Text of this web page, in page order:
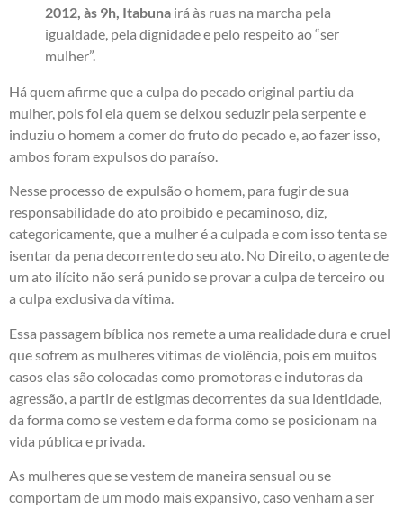
2012, às 9h, Itabuna irá às ruas na marcha pela
igualdade, pela dignidade e pelo respeito ao “ser
mulher”.
Há quem afirme que a culpa do pecado original partiu da
mulher, pois foi ela quem se deixou seduzir pela serpente e
induziu o homem a comer do fruto do pecado e, ao fazer isso,
ambos foram expulsos do paraíso.
Nesse processo de expulsão o homem, para fugir de sua
responsabilidade do ato proibido e pecaminoso, diz,
categoricamente, que a mulher é a culpada e com isso tenta se
isentar da pena decorrente do seu ato. No Direito, o agente de
um ato ilícito não será punido se provar a culpa de terceiro ou
a culpa exclusiva da vítima.
Essa passagem bíblica nos remete a uma realidade dura e cruel
que sofrem as mulheres vítimas de violência, pois em muitos
casos elas são colocadas como promotoras e indutoras da
agressão, a partir de estigmas decorrentes da sua identidade,
da forma como se vestem e da forma como se posicionam na
vida pública e privada.
As mulheres que se vestem de maneira sensual ou se
comportam de um modo mais expansivo, caso venham a ser